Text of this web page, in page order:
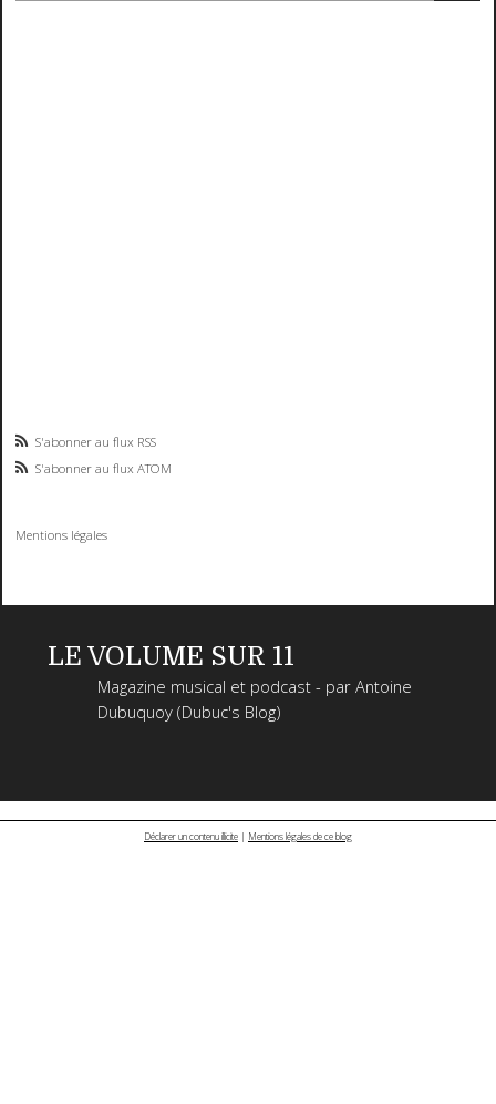
S'abonner au flux RSS
S'abonner au flux ATOM
Mentions légales
LE VOLUME SUR 11
Magazine musical et podcast - par Antoine
Dubuquoy (Dubuc's Blog)
Déclarer un contenu illicite | Mentions légales de ce blog